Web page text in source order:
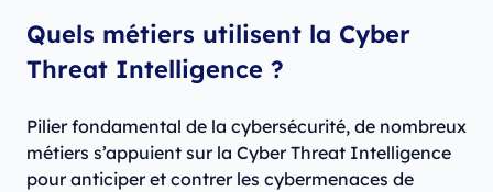
Quels métiers utilisent la Cyber
Threat Intelligence ?
Pilier fondamental de la cybersécurité, de nombreux
métiers s’appuient sur la Cyber Threat Intelligence
pour anticiper et contrer les cybermenaces de